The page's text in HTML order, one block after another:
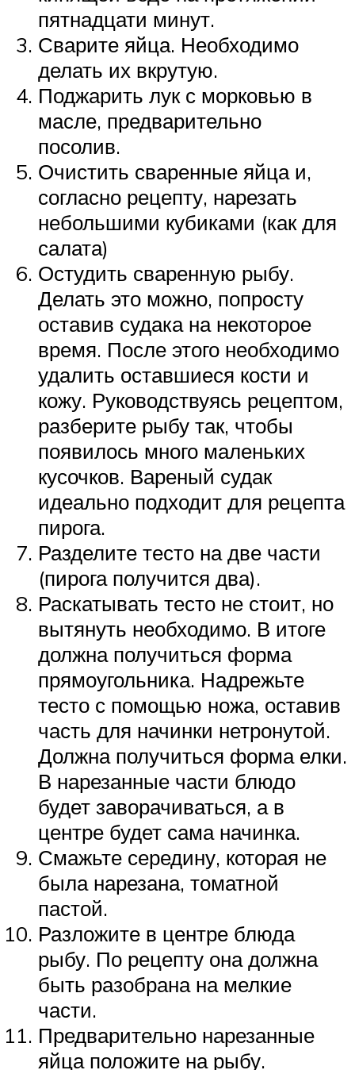
пятнадцати минут.
Сварите яйца. Необходимо
делать их вкрутую.
Поджарить лук с морковью в
масле, предварительно
посолив.
Очистить сваренные яйца и,
согласно рецепту, нарезать
небольшими кубиками (как для
салата)
Остудить сваренную рыбу.
Делать это можно, попросту
оставив судака на некоторое
время. После этого необходимо
удалить оставшиеся кости и
кожу. Руководствуясь рецептом,
разберите рыбу так, чтобы
появилось много маленьких
кусочков. Вареный судак
идеально подходит для рецепта
пирога.
Разделите тесто на две части
(пирога получится два).
Раскатывать тесто не стоит, но
вытянуть необходимо. В итоге
должна получиться форма
прямоугольника. Надрежьте
тесто с помощью ножа, оставив
часть для начинки нетронутой.
Должна получиться форма елки.
В нарезанные части блюдо
будет заворачиваться, а в
центре будет сама начинка.
Смажьте середину, которая не
была нарезана, томатной
пастой.
Разложите в центре блюда
рыбу. По рецепту она должна
быть разобрана на мелкие
части.
Предварительно нарезанные
яйца положите на рыбу.